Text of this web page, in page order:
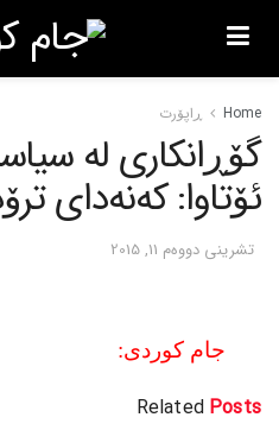
Home ڕاپۆرت
گۆڕانکاری له‌
ئۆتاوا: که‌نه‌دای
تشرینی دووه‌م 11, 2015
جام کوردی:
Related Posts